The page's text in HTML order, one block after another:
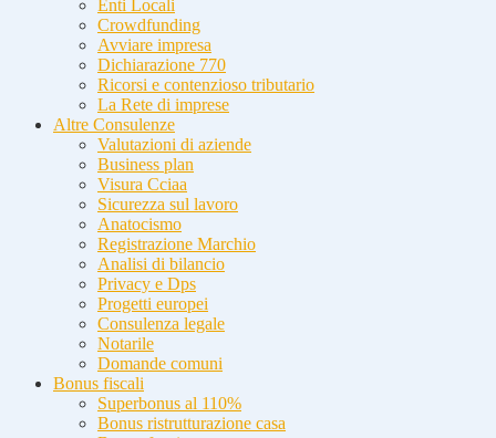
Enti Locali
Crowdfunding
Avviare impresa
Dichiarazione 770
Ricorsi e contenzioso tributario
La Rete di imprese
Altre Consulenze
Valutazioni di aziende
Business plan
Visura Cciaa
Sicurezza sul lavoro
Anatocismo
Registrazione Marchio
Analisi di bilancio
Privacy e Dps
Progetti europei
Consulenza legale
Notarile
Domande comuni
Bonus fiscali
Superbonus al 110%
Bonus ristrutturazione casa